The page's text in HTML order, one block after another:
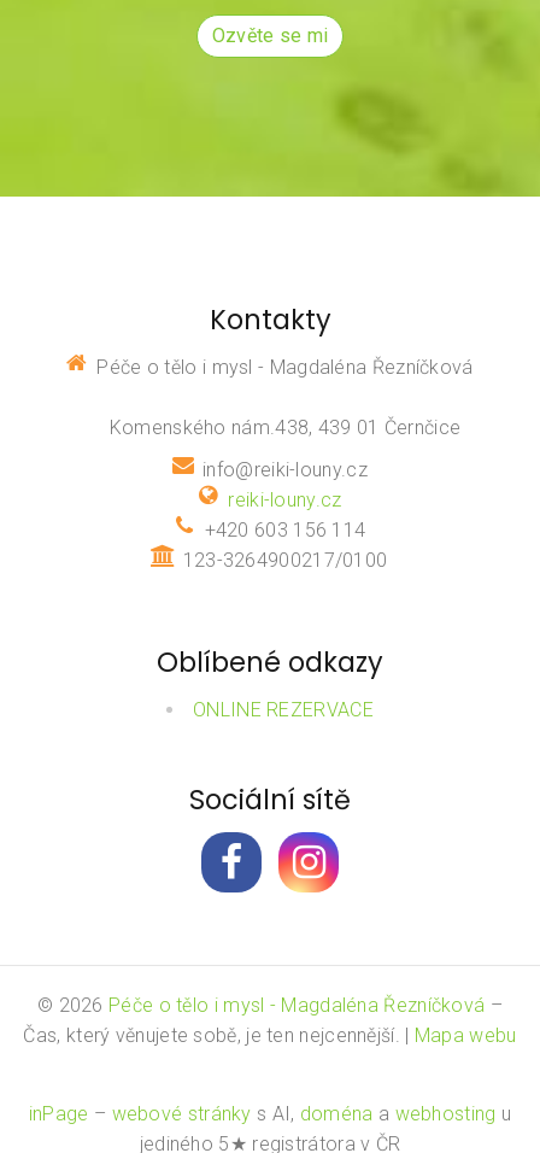
Ozvěte se mi
Kontakty
Péče o tělo i mysl - Magdaléna Řezníčková
Komenského nám.438, 439 01 Černčice
info@reiki-louny.cz
reiki-louny.cz
+420 603 156 114
123-3264900217/0100
Oblíbené odkazy
ONLINE REZERVACE
Sociální sítě
© 2026 Péče o tělo i mysl - Magdaléna Řezníčková –
Čas, který věnujete sobě, je ten nejcennější. | Mapa webu
inPage – webové stránky s AI, doména a webhosting u
jediného 5★ registrátora v ČR